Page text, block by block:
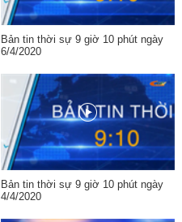
Bản tin thời sự 9 giờ 10 phút ngày
6/4/2020
Bản tin thời sự 9 giờ 10 phút ngày
4/4/2020